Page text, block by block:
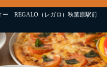
ー REGALO（レガロ）秋葉原駅前